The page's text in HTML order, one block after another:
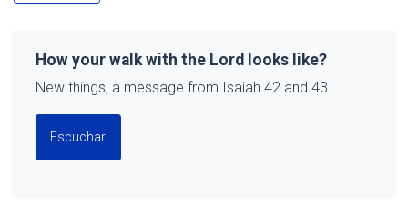
How your walk with the Lord looks like?
New things, a message from Isaiah 42 and 43.
Escuchar